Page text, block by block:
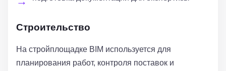
Строительство
На стройплощадке BIM используется для
планирования работ, контроля поставок и